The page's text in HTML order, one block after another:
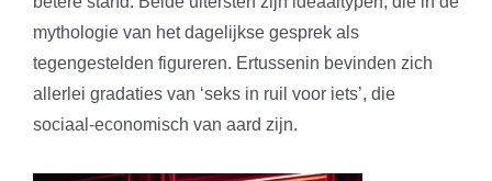
mythologie van het dagelijkse gesprek als
tegengestelden figureren. Ertussenin bevinden zich
allerlei gradaties van ‘seks in ruil voor iets’, die
sociaal-economisch van aard zijn.